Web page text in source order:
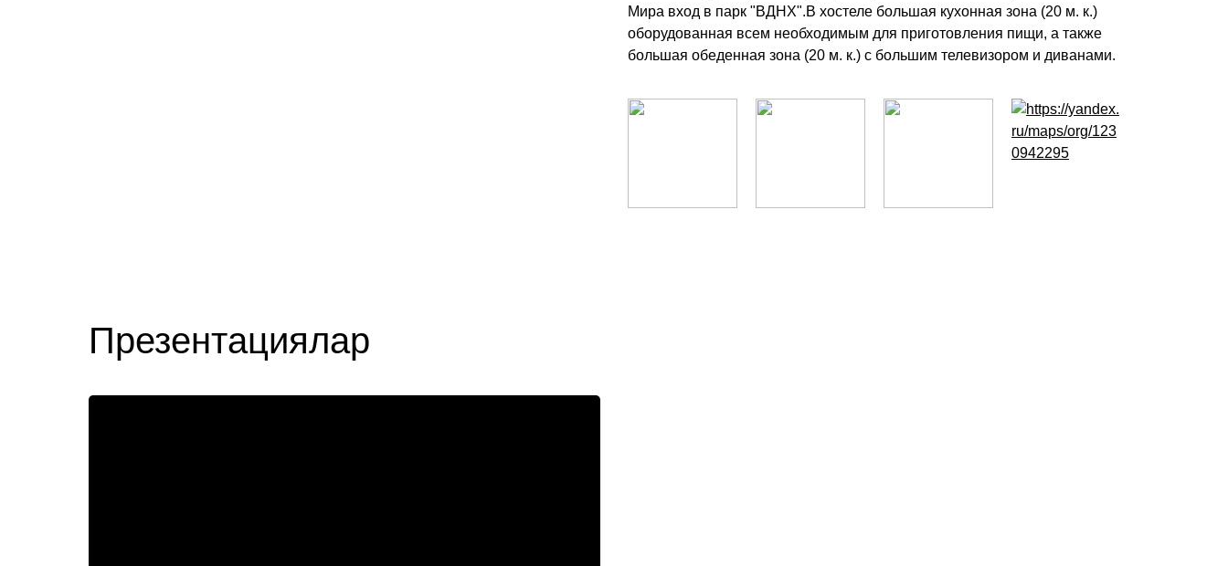
Мира вход в парк "ВДНХ".В хостеле большая кухонная зона (20 м. к.)
оборудованная всем необходимым для приготовления пищи, а также
большая обеденная зона (20 м. к.) с большим телевизором и диванами.
Презентациялар